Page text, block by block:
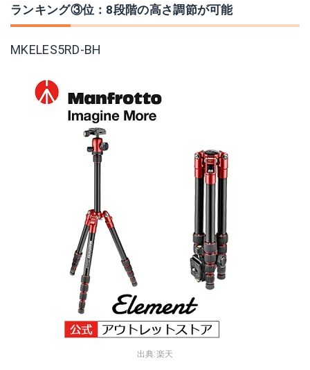
ランキング③位：8段階の高さ調節が可能
MKELES5RD-BH
出典:楽天